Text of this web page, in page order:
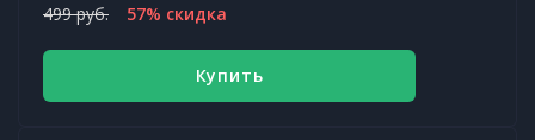
499 руб. 57% скидка
Купить